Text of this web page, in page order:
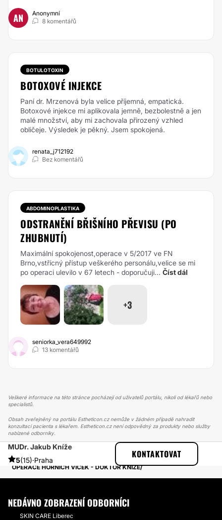
AN
Anonymní
8 komentářů
BOTULOTOXIN
BOTOXOVÉ INJEKCE
Paní dr. Mrzenová byla velice příjemná, empatická.
Botoxové injekce mi aplikovala jemně, bezbolestně a jen
malé množství, aby mi zachovala přirozený vzhled
obličeje. Výsledek je pěkný. Jsem spokojená.
renata_j712192
Bez komentářů
ABDOMINOPLASTIKA
ODSTRANĚNÍ BŘIŠNÍHO PŘEVISU (PO
ZHUBNUTÍ)
Maximální spokojenost,operace v 5/2017 ve FN
Brno,vstřícný přístup veškerého personálu,velice se mi
po operaci ulevilo v 67 letech - doporučuji... Číst dál
+3
seniorka_vera649992
13 komentářů
Veškeré informace na této stránce pocházejí od uživatelů portálu, nikoli od lékařů nebo
specialistů.
Obsah zveřejněný na portálu Estheticon.cz nemůže v žádném případě nahradit
konzultaci pacienta s lékařem. Estheticon.cz není odpovědný za produkty nebo služby
nabízené odborníky.
MUDr. Jakub Kníže
5(15)·Praha
KONTAKTOVAT
ESTHETICON
PŘÍBĚHY
PŘÍBĚHY TÝKAJÍCÍ SE ZÁKROKU OPERACE HORNÍCH VÍČEK
OPERACE HORNÍCH VÍČEK - DOKTOR KNÍŽE
NEDÁVNO ZOBRAZENÍ ODBORNÍCI
SKIN CARE Liberec